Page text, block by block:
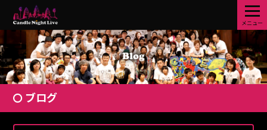
メニュー
ブログ